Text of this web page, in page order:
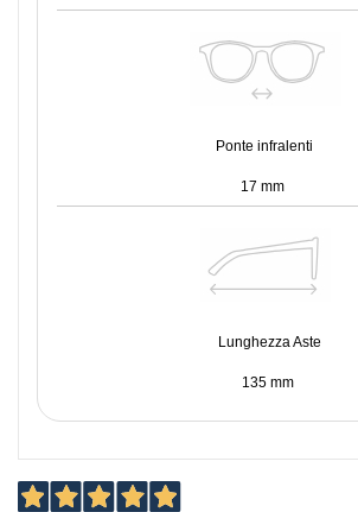
Ponte infralenti
Lunghezza Aste
17 mm
135 mm